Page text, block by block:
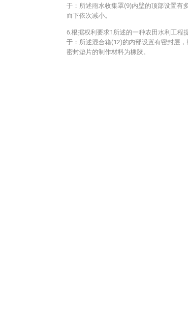
于：所述雨水收集罩(9)内壁的顶部设置有
而下依次减小。
6.根据权利要求1所述的一种农田水利工程
于：所述混合箱(12)的内部设置有密封层
密封垫片的制作材料为橡胶。